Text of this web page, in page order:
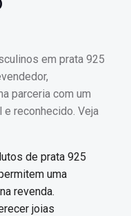
em prata 925
parceria com um
reconhecido. Veja
de prata 925
uma
revenda.
joias